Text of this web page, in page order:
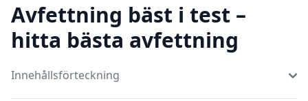
Avfettning bäst i test –
hitta bästa avfettning
Innehållsförteckning